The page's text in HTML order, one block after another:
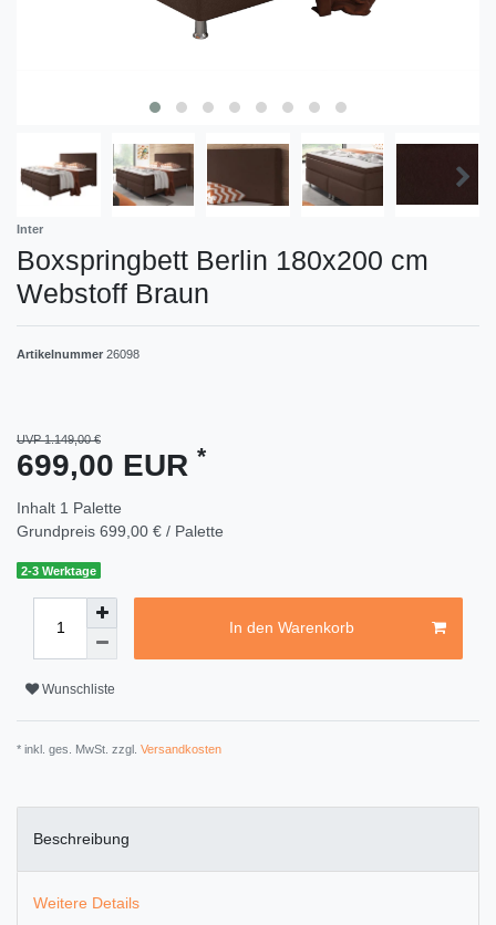
Inter
Boxspringbett Berlin 180x200 cm
Webstoff Braun
Artikelnummer 26098
UVP 1.149,00 €
699,00 EUR *
Inhalt 1 Palette
Grundpreis 699,00 € / Palette
2-3 Werktage
In den Warenkorb
Wunschliste
* inkl. ges. MwSt. zzgl. Versandkosten
Beschreibung
Weitere Details